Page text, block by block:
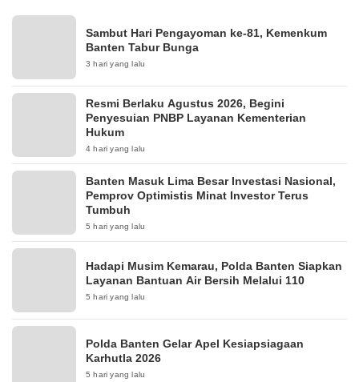
Sambut Hari Pengayoman ke-81, Kemenkum
Banten Tabur Bunga
3 hari yang lalu
Resmi Berlaku Agustus 2026, Begini
Penyesuian PNBP Layanan Kementerian
Hukum
4 hari yang lalu
Banten Masuk Lima Besar Investasi Nasional,
Pemprov Optimistis Minat Investor Terus
Tumbuh
5 hari yang lalu
Hadapi Musim Kemarau, Polda Banten Siapkan
Layanan Bantuan Air Bersih Melalui 110
5 hari yang lalu
Polda Banten Gelar Apel Kesiapsiagaan
Karhutla 2026
5 hari yang lalu